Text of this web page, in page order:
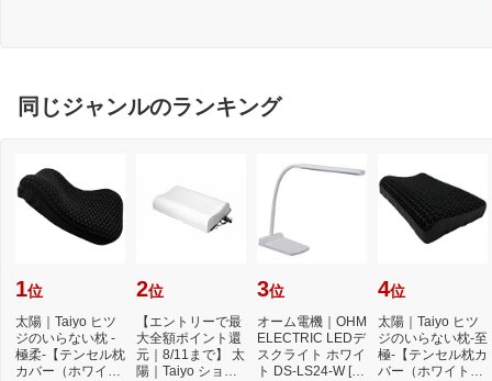
同じジャンルのランキング
1位
太陽｜Taiyo ヒツ
ジのいらない枕 -
極柔-【テンセル枕
カバー（ホワイ
2位
【エントリーで最
大全額ポイント還
元｜8/11まで】 太
陽｜Taiyo ショー
3位
オーム電機｜OHM
ELECTRIC LEDデ
スクライト ホワイ
ト DS-LS24-W [L
4位
太陽｜Taiyo ヒツ
ジのいらない枕-至
極-【テンセル枕カ
バー（ホワイト）